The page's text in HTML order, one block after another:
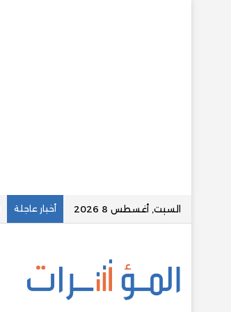
السبت, أغسطس 8 2026 أخبار عاجلة